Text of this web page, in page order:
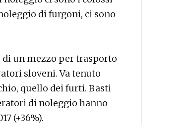
di furgoni, ci sono
un mezzo per trasporto
sloveni. Va tenuto
quello dei furti. Basti
di noleggio hanno
(+36%).